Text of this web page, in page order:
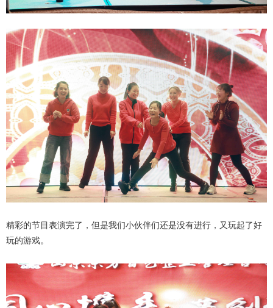
精彩的节目表演完了，但是我们小伙伴们还是没有进行，又玩起了好
玩的游戏。